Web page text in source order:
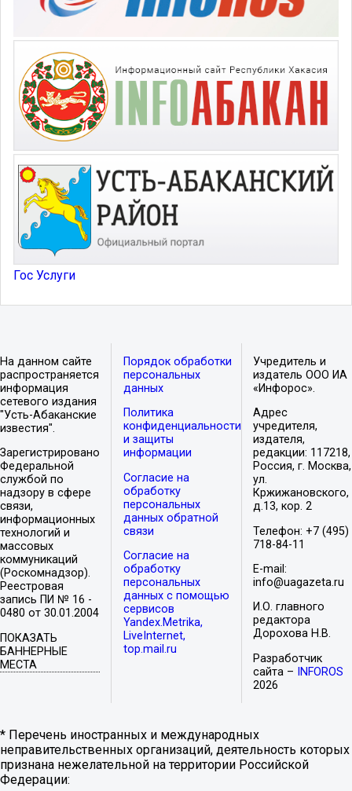
Гос Услуги
На данном сайте
распространяется
информация
сетевого издания
"Усть-Абаканские
известия".
Зарегистрировано
Федеральной
службой по
надзору в сфере
связи,
информационных
технологий и
массовых
коммуникаций
(Роскомнадзор).
Реестровая
запись ПИ № 16 -
0480 от 30.01.2004
ПОКАЗАТЬ
БАННЕРНЫЕ
МЕСТА
Порядок обработки
персональных
данных
Политика
конфиденциальности
и защиты
информации
Согласие на
обработку
персональных
данных обратной
связи
Согласие на
обработку
персональных
данных с помощью
сервисов
Yandex.Metrika,
LiveInternet,
top.mail.ru
Учредитель и
издатель ООО ИА
«Инфорос».
Адрес
учредителя,
издателя,
редакции: 117218,
Россия, г. Москва,
ул.
Кржижановского,
д.13, кор. 2
Телефон: +7 (495)
718-84-11
E-mail:
info@uagazeta.ru
И.О. главного
редактора
Дорохова Н.В.
Разработчик
сайта –
INFOROS
2026
* Перечень иностранных и международных
неправительственных организаций, деятельность которых
признана нежелательной на территории Российской
Федерации: